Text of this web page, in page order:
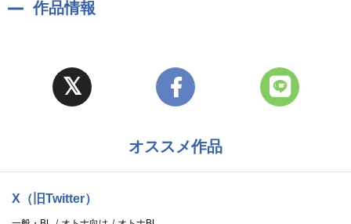
作品情報
オススメ作品
X（旧Twitter）